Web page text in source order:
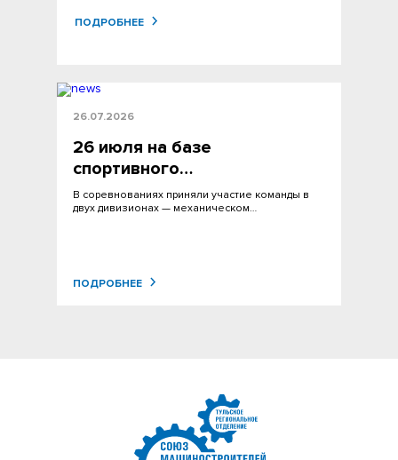
ПОДРОБНЕЕ
26.07.2026
26 июля на базе
спортивного…
В соревнованиях приняли участие команды в
двух дивизионах — механическом…
ПОДРОБНЕЕ